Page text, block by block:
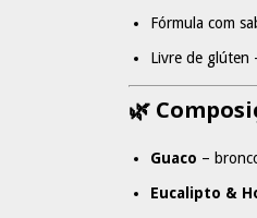
Fórmula com
Livre de glúten
🌿
Guaco –
Eucalipto &